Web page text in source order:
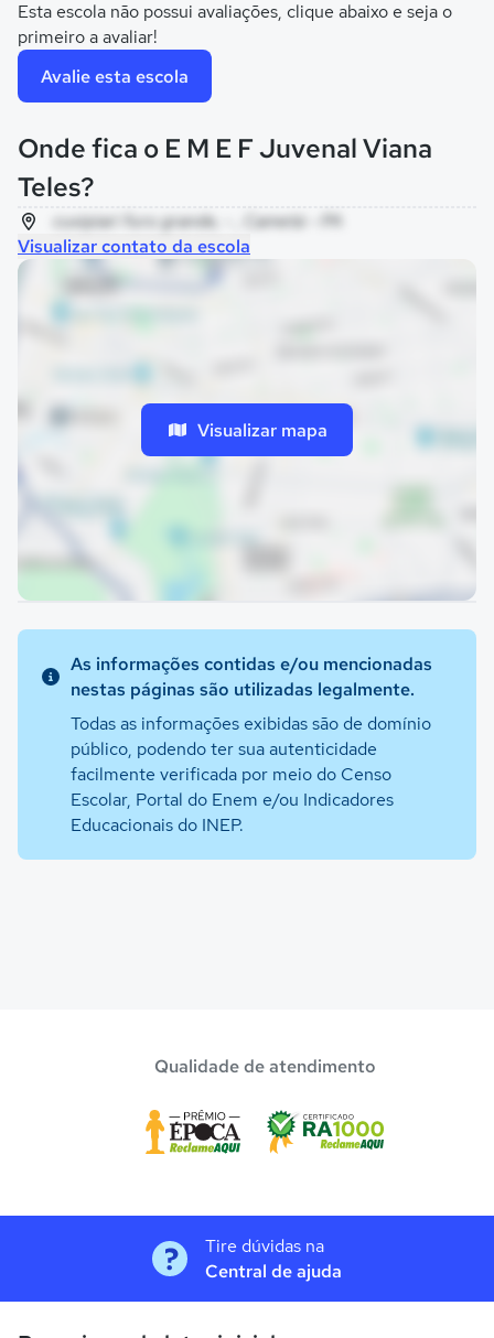
Esta escola não possui avaliações, clique abaixo e seja o
primeiro a avaliar!
Avalie esta escola
Onde fica o E M E F Juvenal Viana
Teles?
cuxipiari furo grande, - , Cametá - PA
Visualizar contato da escola
Visualizar mapa
As informações contidas e/ou mencionadas
nestas páginas são utilizadas legalmente.
Todas as informações exibidas são de domínio
público, podendo ter sua autenticidade
facilmente verificada por meio do Censo
Escolar, Portal do Enem e/ou Indicadores
Educacionais do INEP.
Qualidade de atendimento
Tire dúvidas na
Central de ajuda